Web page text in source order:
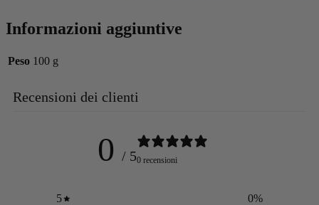
Informazioni aggiuntive
Peso 100 g
Recensioni dei clienti
0 / 50 recensioni
5 0%